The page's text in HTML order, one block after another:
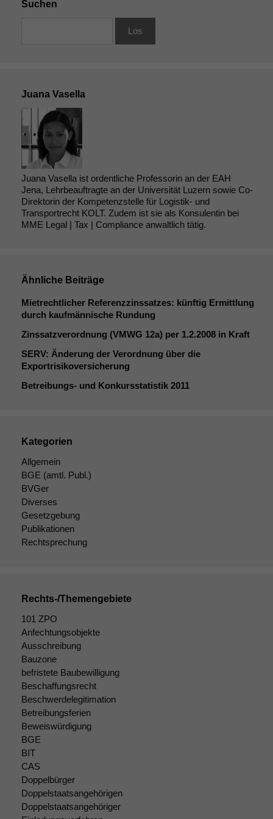
Suchen
Juana Vasella
Juana Vasella ist ordentliche Professorin an der EAH
Jena, Lehrbeauftragte an der Universität Luzern sowie Co-
Direktorin der Kompetenzstelle für Logistik- und
Transportrecht KOLT. Zudem ist sie als Konsulentin bei
MME Legal | Tax | Compliance anwaltlich tätig.
Ähnliche Beiträge
Mietrechtlicher Referenzzinssatzes: künftig Ermittlung
durch kaufmännische Rundung
Zinssatzverordnung (VMWG 12a) per 1.2.2008 in Kraft
SERV: Änderung der Verordnung über die
Exportrisikoversicherung
Betreibungs- und Konkursstatistik 2011
Kategorien
Allgemein
BGE (amtl. Publ.)
BVGer
Diverses
Gesetzgebung
Publikationen
Rechtsprechung
Rechts-/Themengebiete
101 ZPO
Anfechtungsobjekte
Ausschreibung
Bauzone
befristete Baubewilligung
Beschaffungsrecht
Beschwerdelegitimation
Betreibungsferien
Beweiswürdigung
BGE
BIT
CAS
Doppelbürger
Doppelstaatsangehörigen
Doppelstaatsangehöriger